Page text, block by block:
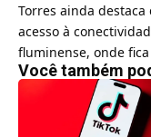
Torres ainda
acesso à
fluminense, onde
Você também